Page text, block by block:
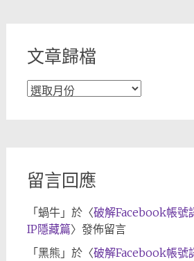
文章歸檔
文
留言回應
「蝸牛」於〈破解Facebook帳號
IP隱藏篇〉發佈留言
「黑熊 」於〈破解Facebook帳號